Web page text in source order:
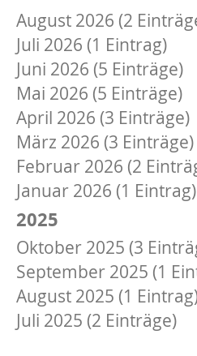
August 2026 (2
Juli 2026 (1 Eintrag)
Juni 2026 (5 Einträge)
Mai 2026 (5 Einträge)
April 2026 (3 Einträge)
März 2026 (3 Einträge)
Februar 2026 (2
Januar 2026 (1 Eintrag)
2025
Oktober 2025 (3
September 2025 (1
August 2025 (1
Juli 2025 (2 Einträge)